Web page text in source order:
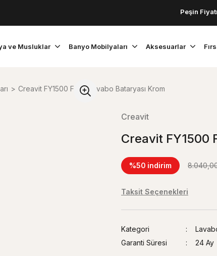
Peşin Fiyatına 3
ve Musluklar Banyo Mobilyaları Aksesuarlar
Creavit FY1500 Faye Lavabo Bataryası Krom
Creavit
Creavit FY1500
%50 indirim
Taksit Seçenekleri
Kategori
Garanti Süresi
24 Ay